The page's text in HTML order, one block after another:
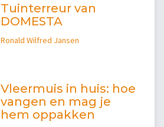
Tuinterreur van
DOMESTA
Ronald Wilfred Jansen
Vleermuis in huis: hoe
vangen en mag je
hem oppakken